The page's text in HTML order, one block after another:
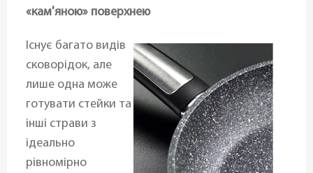
«кам'яною» поверхнею
Існує багато видів
сковорідок, але
лише одна може
готувати стейки та
інші страви з
ідеально
рівномірно